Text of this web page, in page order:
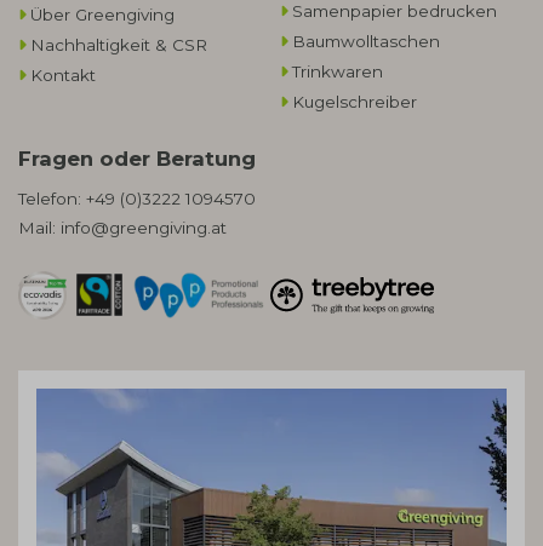
Über Greengiving
Nachhaltigkeit & CSR
Kontakt
Samenpapier bedrucken
Baumwolltaschen​
Trinkwaren
Kugelschreiber
Fragen oder Beratung
Telefon: +49 (0)3222 1094570
Mail: info@greengiving.at